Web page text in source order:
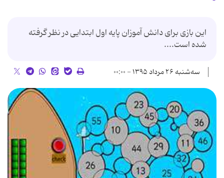
این بازی برای دانش آموزان پایه اول ابتدایی در نظر گرفته
شده است....
سه‌شنبه ۲۶ مرداد ۱۳۹۵ - ۰۰:۰۰